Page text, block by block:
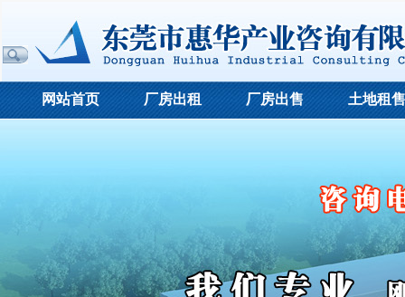
网站首页 厂房出租 厂房出售 土地租售